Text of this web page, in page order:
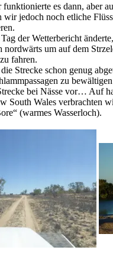
funktionierte es dann, aber
wir jedoch noch etliche
der Wetterbericht
nordwärts um auf dem
fahren.
Strecke schon genug
zu
bei Nässe vor… Auf
South Wales verbrachten
(warmes Wasserloch).